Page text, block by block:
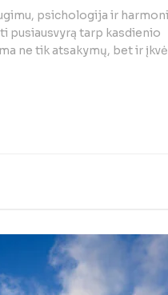
psichologija ir
pusiausvyrą tarp kasdienio
ne tik atsakymų, bet ir